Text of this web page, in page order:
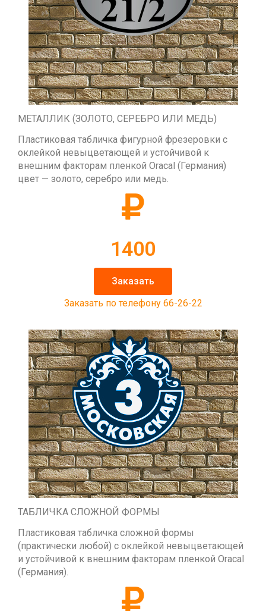
МЕТАЛЛИК (ЗОЛОТО, СЕРЕБРО ИЛИ МЕДЬ)
Пластиковая табличка фигурной фрезеровки с
оклейкой невыцветающей и устойчивой к
внешним факторам пленкой Oracal (Германия)
цвет — золото, серебро или медь.
1400
Заказать
Заказать по телефону 66-26-22
ТАБЛИЧКА СЛОЖНОЙ ФОРМЫ
Пластиковая табличка сложной формы
(практически любой) с оклейкой невыцветающей
и устойчивой к внешним факторам пленкой Oracal
(Германия).